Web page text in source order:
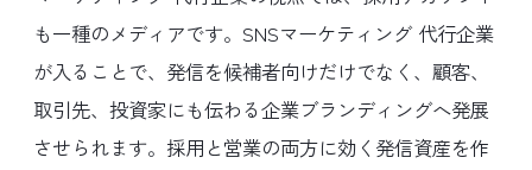
も一種のメディアです。SNSマーケティング 代行企業
が入ることで、発信を候補者向けだけでなく、顧客、
取引先、投資家にも伝わる企業ブランディングへ発展
させられます。採用と営業の両方に効く発信資産を作